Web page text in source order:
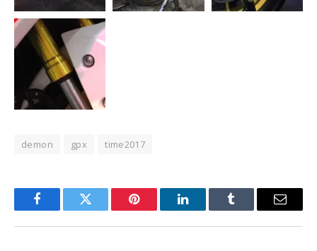
demon gpx time2017
FacebookTwitter Pinterest LinkedInTumblr Email